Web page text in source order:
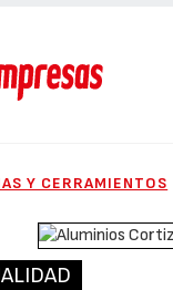
Y CERRAMIENTOS